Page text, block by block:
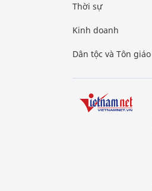
Thời sự
Kinh doanh
Dân tộc và Tôn giáo